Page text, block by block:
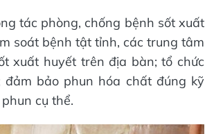
tác phòng, chống bệnh sốt xuất
soát bệnh tật tỉnh, các trung tâm
xuất huyết trên địa bàn; tổ chức
bảo phun hóa chất đúng kỹ
cụ thể.